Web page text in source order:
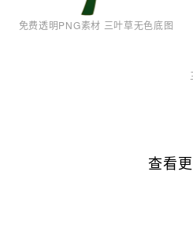
免费透明PNG素材 三叶草无色底图
查看